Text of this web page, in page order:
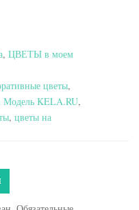
, ЦВЕТЫ в моем
цветы,
Модель KELA.RU,
, цветы на